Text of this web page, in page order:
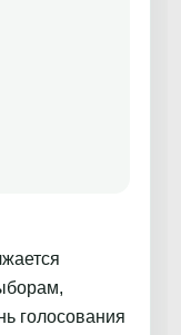
голосования